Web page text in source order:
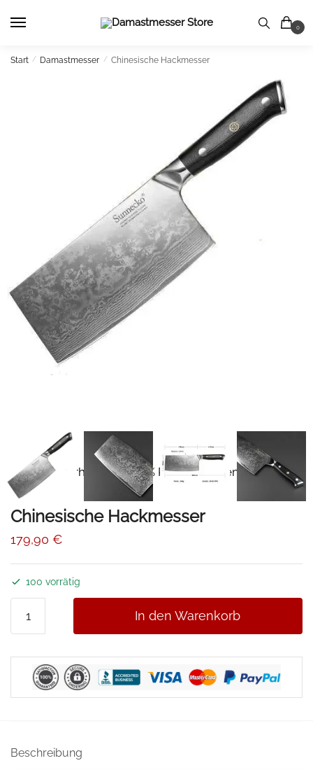
0
Start / Damastmesser / Chinesische Hackmesser
-10%
📦Erhalten Sie 15% Rabatt mit dem Code
DAMAST15
Chinesische Hackmesser
179,90 €
100 vorrätig
Hackmesser
In den Warenkorb
Beschreibung